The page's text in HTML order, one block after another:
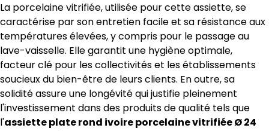
La porcelaine vitrifiée, utilisée pour cette assiette, se
caractérise par son entretien facile et sa résistance aux
températures élevées, y compris pour le passage au
lave-vaisselle. Elle garantit une hygiène optimale,
facteur clé pour les collectivités et les établissements
soucieux du bien-être de leurs clients. En outre, sa
solidité assure une longévité qui justifie pleinement
l'investissement dans des produits de qualité tels que
l'assiette plate rond ivoire porcelaine vitrifiée Ø 24